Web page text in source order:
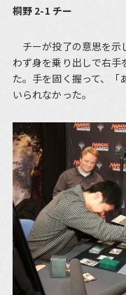
桐野 2-1 チー
チーが投了の意思を示
わず身を乗り出しで右
た。手を固く握って、
いられなかった。